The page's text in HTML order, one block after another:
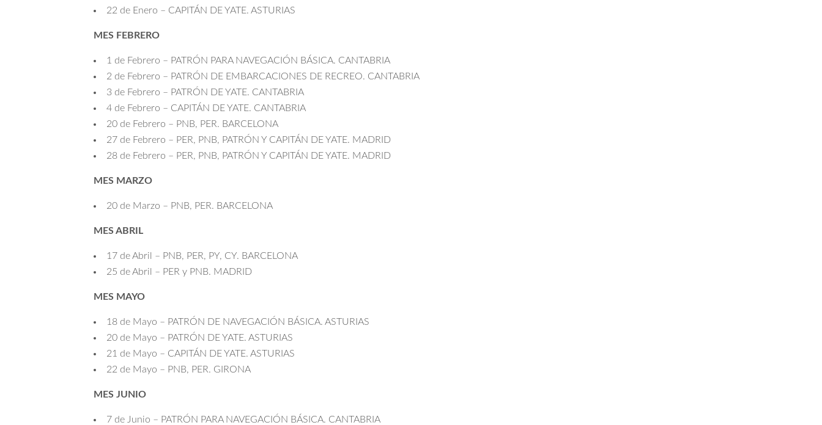
22 de Enero – CAPITÁN DE YATE. ASTURIAS
MES FEBRERO
1 de Febrero – PATRÓN PARA NAVEGACIÓN BÁSICA. CANTABRIA
2 de Febrero – PATRÓN DE EMBARCACIONES DE RECREO. CANTABRIA
3 de Febrero – PATRÓN DE YATE. CANTABRIA
4 de Febrero – CAPITÁN DE YATE. CANTABRIA
20 de Febrero – PNB, PER. BARCELONA
27 de Febrero – PER, PNB, PATRÓN Y CAPITÁN DE YATE. MADRID
28 de Febrero – PER, PNB, PATRÓN Y CAPITÁN DE YATE. MADRID
MES MARZO
20 de Marzo – PNB, PER. BARCELONA
MES ABRIL
17 de Abril – PNB, PER, PY, CY. BARCELONA
25 de Abril – PER y PNB. MADRID
MES MAYO
18 de Mayo – PATRÓN DE NAVEGACIÓN BÁSICA. ASTURIAS
20 de Mayo – PATRÓN DE YATE. ASTURIAS
21 de Mayo – CAPITÁN DE YATE. ASTURIAS
22 de Mayo – PNB, PER. GIRONA
MES JUNIO
7 de Junio – PATRÓN PARA NAVEGACIÓN BÁSICA. CANTABRIA